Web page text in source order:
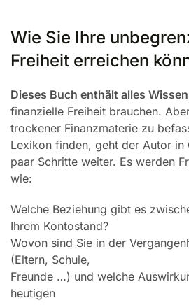
Wie Sie Ihre
Freiheit erreichen
Dieses Buch enthält alles Wissen
finanzielle Freiheit brauchen.
trockener Finanzmaterie zu
Lexikon finden, geht der Autor in
paar Schritte weiter. Es werden
wie:
Welche Beziehung gibt es
Ihrem Kontostand?
Wovon sind Sie in der
(Eltern, Schule,
Freunde …) und welche
heutigen